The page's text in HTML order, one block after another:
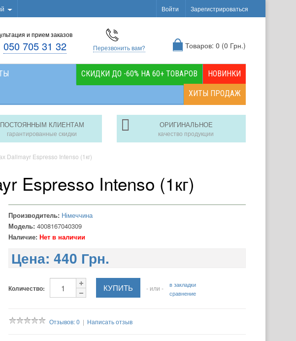
Войти Зарегистрироваться
и прием заказов
050 705 31 32 Перезвонить вам? Товаров: 0 (0 Грн.)
НОВИНКИ
СКИДКИ ДО -60% НА 60+ ТОВАРОВ
ХИТЫ ПРОДАЖ
ПОСТОЯННЫМ КЛИЕНТАМ
гарантированные скидки
ОРИГИНАЛЬНОЕ
качество продукции
Dallmayr Espresso Intenso (1кг)
Espresso Intenso (1кг)
Производитель: Німеччина
Модель: 4008167040309
Наличие: Нет в наличии
Цена:440 Грн.
Количество: - или -
в закладки
сравнение
Отзывов: 0 | Написать отзыв